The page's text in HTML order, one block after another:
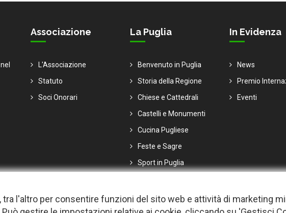
Associazione
L'Associazione
Statuto
Soci Onorari
La Puglia
Benvenuto in Puglia
Storia della Regione
Chiese e Cattedrali
Castelli e Monumenti
Cucina Pugliese
Feste e Sagre
Sport in Puglia
In Evidenza
News
Premio
Eventi
l'altro per consentire funzioni del sito web e attività di marketing